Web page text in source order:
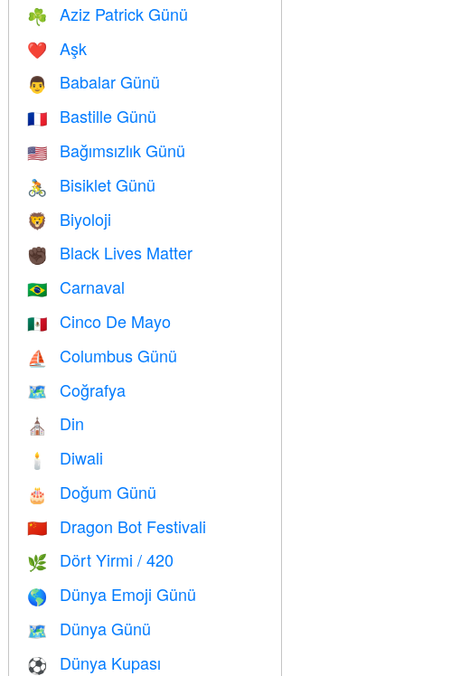
☘️ Aziz Patrick Günü
❤️️ Aşk
👨 Babalar Günü
🇫🇷 Bastille Günü
🇺🇸 Bağımsızlık Günü
🚴 Bisiklet Günü
🦁 Biyoloji
✊🏿 Black Lives Matter
🇧🇷 Carnaval
🇲🇽 Cinco De Mayo
⛵️ Columbus Günü
🗺 Coğrafya
⛪️ Din
🕯 Diwali
🎂 Doğum Günü
🇨🇳 Dragon Bot Festivali
🌿 Dört Yirmi / 420
🌎 Dünya Emoji Günü
🗺️ Dünya Günü
⚽ Dünya Kupası